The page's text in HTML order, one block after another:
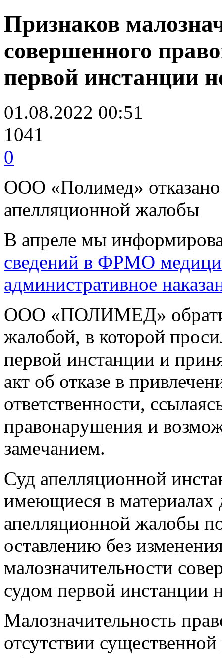
Признаков
совершенного
первой инстанции
01.08.2022 00:51
1041
0
ООО «Полимед» отказано
апелляционной жалобы
В апреле мы
сведений в ФРМО
административное
ООО «ПОЛИМЕД»
жалобой, в которой
первой инстанции и
акт об отказе в
ответственности,
правонарушения и
замечанием.
Суд апелляционной
имеющиеся в материалах
апелляционной жалобы
оставлению без
малозначительности
судом первой инстанции
Малозначительность
отсутствии